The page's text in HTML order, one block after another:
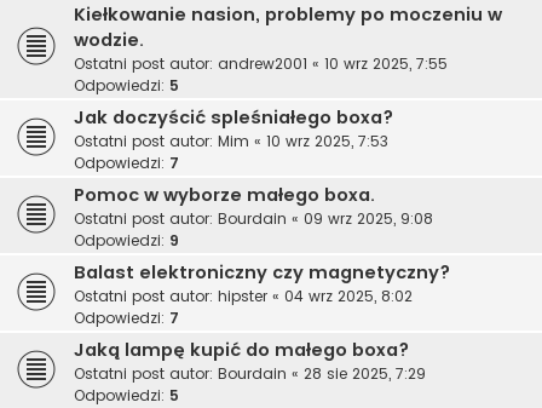
Kiełkowanie nasion, problemy po moczeniu w
wodzie.
Ostatni post autor: andrew2001 « 10 wrz 2025, 7:55
Odpowiedzi: 5
Jak doczyścić spleśniałego boxa?
Ostatni post autor: Mim « 10 wrz 2025, 7:53
Odpowiedzi: 7
Pomoc w wyborze małego boxa.
Ostatni post autor: Bourdain « 09 wrz 2025, 9:08
Odpowiedzi: 9
Balast elektroniczny czy magnetyczny?
Ostatni post autor: hipster « 04 wrz 2025, 8:02
Odpowiedzi: 7
Jaką lampę kupić do małego boxa?
Ostatni post autor: Bourdain « 28 sie 2025, 7:29
Odpowiedzi: 5